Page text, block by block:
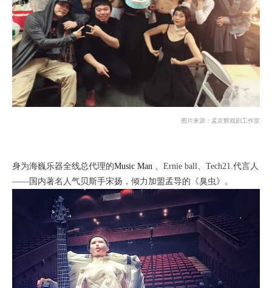
图片来源：孟京辉戏剧工作室
身为海巍乐器全线总代理的Music Man 、Ernie ball、Tech21.代言人
——国内著名人气贝斯手宋扬，倾力加盟孟导的《臭虫》。